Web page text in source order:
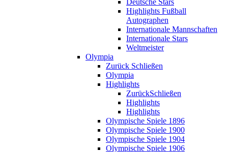
Deutsche Stars
Highlights Fußball
Autographen
Internationale Mannschaften
Internationale Stars
Weltmeister
Olympia
Zurück Schließen
Olympia
Highlights
ZurückSchließen
Highlights
Highlights
Olympische Spiele 1896
Olympische Spiele 1900
Olympische Spiele 1904
Olympische Spiele 1906